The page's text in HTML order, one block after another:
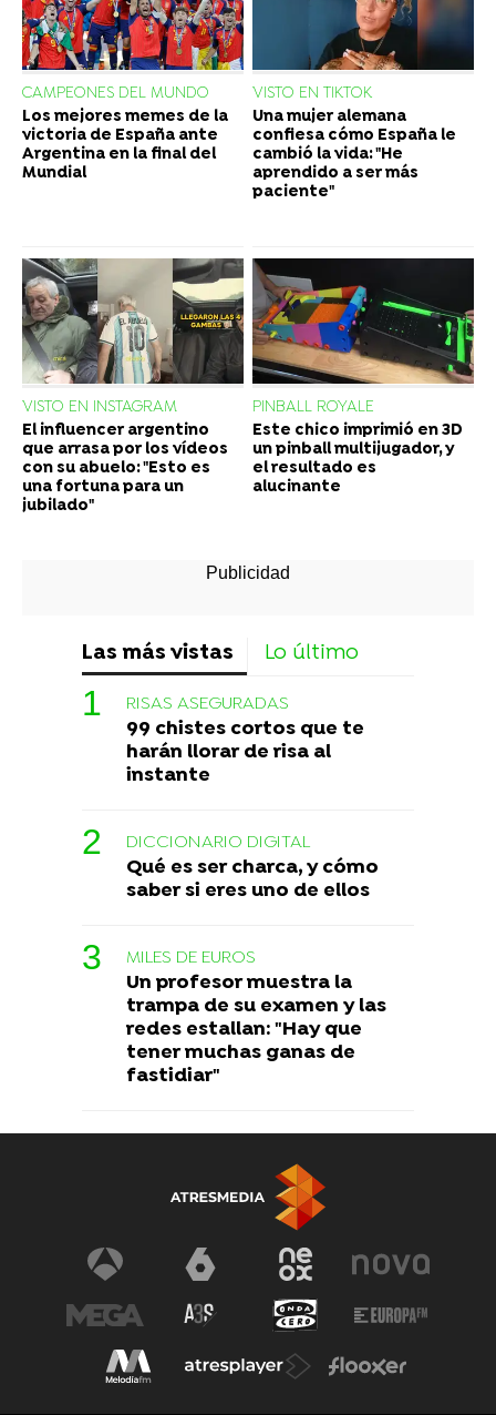
CAMPEONES DEL MUNDO
Los mejores memes de la
victoria de España ante
Argentina en la final del
Mundial
VISTO EN TIKTOK
Una mujer alemana
confiesa cómo España le
cambió la vida: "He
aprendido a ser más
paciente"
VISTO EN INSTAGRAM
El influencer argentino
que arrasa por los vídeos
con su abuelo: "Esto es
una fortuna para un
jubilado"
PINBALL ROYALE
Este chico imprimió en 3D
un pinball multijugador, y
el resultado es
alucinante
Las más vistas Lo último
RISAS ASEGURADAS
99 chistes cortos que te
harán llorar de risa al
instante
DICCIONARIO DIGITAL
Qué es ser charca, y cómo
saber si eres uno de ellos
MILES DE EUROS
Un profesor muestra la
trampa de su examen y las
redes estallan: "Hay que
tener muchas ganas de
fastidiar"